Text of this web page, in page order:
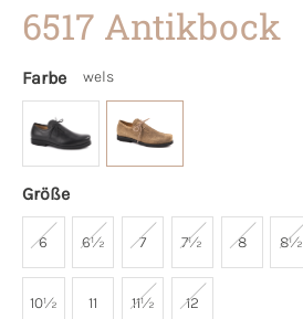
6517 Antikbock
Farbe wels
Größe
6 6½ 7 7½ 8 8½
10½ 11 11½ 12